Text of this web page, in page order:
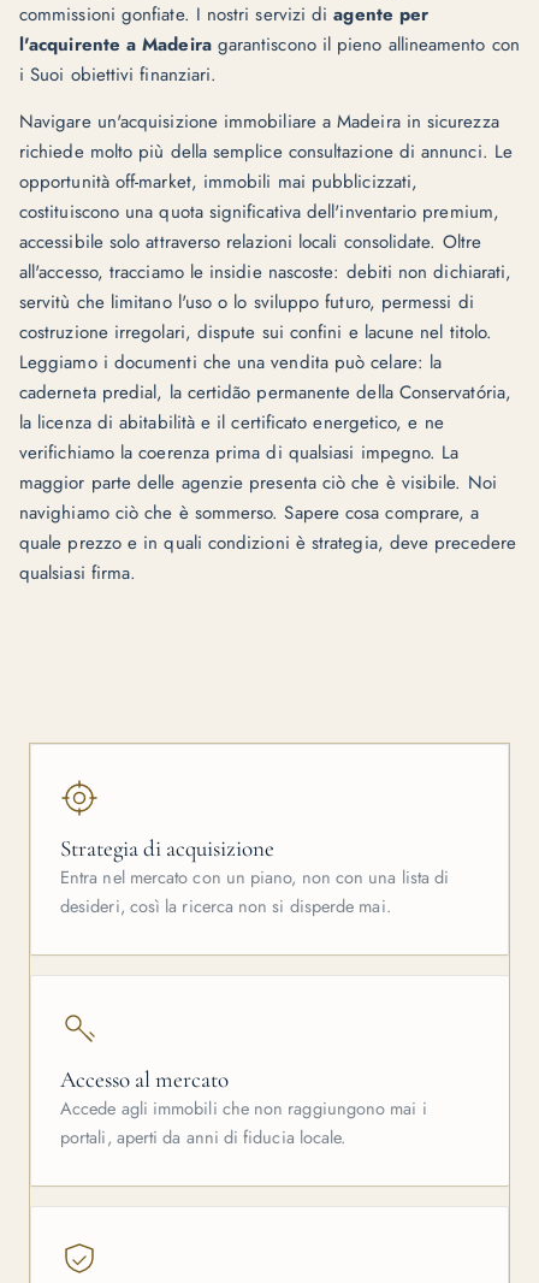
commissioni gonfiate. I nostri servizi diagente per
l'acquirente a Madeiragarantiscono il pieno allineamento con
i Suoi obiettivi finanziari.
Navigare un'acquisizione immobiliare a Madeira in sicurezza
richiede molto più della semplice consultazione di annunci. Le
opportunità off-market, immobili mai pubblicizzati,
costituiscono una quota significativa dell'inventario premium,
accessibile solo attraverso relazioni locali consolidate. Oltre
all'accesso, tracciamo le insidie nascoste: debiti non dichiarati,
servitù che limitano l'uso o lo sviluppo futuro, permessi di
costruzione irregolari, dispute sui confini e lacune nel titolo.
Leggiamo i documenti che una vendita può celare: la
caderneta predial, la certidão permanente della Conservatória,
la licenza di abitabilità e il certificato energetico, e ne
verifichiamo la coerenza prima di qualsiasi impegno. La
maggior parte delle agenzie presenta ciò che è visibile. Noi
navighiamo ciò che è sommerso. Sapere cosa comprare, a
quale prezzo e in quali condizioni è strategia, deve precedere
qualsiasi firma.
Strategia di acquisizione
Entra nel mercato con un piano, non con una lista di
desideri, così la ricerca non si disperde mai.
Accesso al mercato
Accede agli immobili che non raggiungono mai i
portali, aperti da anni di fiducia locale.